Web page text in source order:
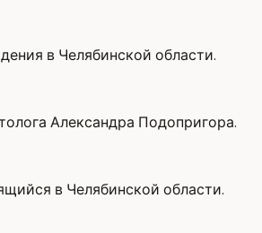
в Челябинской области.
Александра Подопригора.
в Челябинской области.